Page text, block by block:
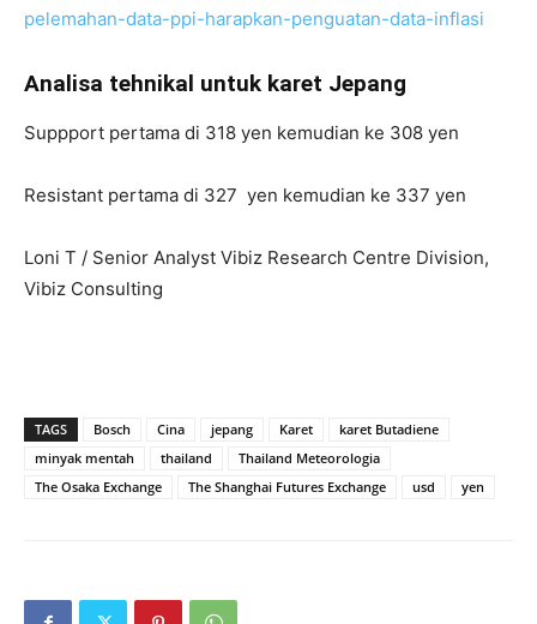
pelemahan-data-ppi-harapkan-penguatan-data-inflasi
Analisa tehnikal untuk karet Jepang
Suppport pertama di 318 yen kemudian ke 308 yen
Resistant pertama di 327 yen kemudian ke 337 yen
Loni T / Senior Analyst Vibiz Research Centre Division,
Vibiz Consulting
TAGS Bosch Cina jepang Karet
karet Butadiene
minyak mentah
thailand
Thailand Meteorologia
The Osaka Exchange
The Shanghai Futures Exchange usd yen